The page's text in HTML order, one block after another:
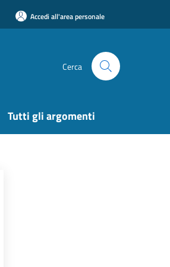
Accedi all'area personale
Cerca
Tutti gli argomenti